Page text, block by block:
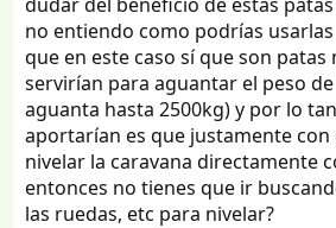
no entiendo como podrías usarlas
que en este caso sí que son
servirían para aguantar el peso
aguanta hasta 2500kg) y por lo
aportarían es que justamente
nivelar la caravana directamente
entonces no tienes que ir
las ruedas, etc para nivelar?